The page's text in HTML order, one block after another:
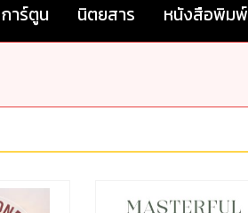
การ์ตูน นิตยสาร หนังสือพิมพ์